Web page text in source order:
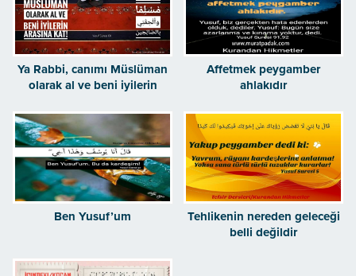
Ya Rabbi, canımı Müslüman
olarak al ve beni iyilerin
Affetmek peygamber
ahlakıdır
Ben Yusuf’um
Tehlikenin nereden geleceği
belli değildir